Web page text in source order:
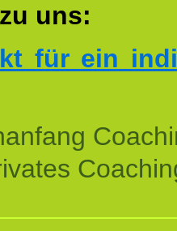
uns:
für ein